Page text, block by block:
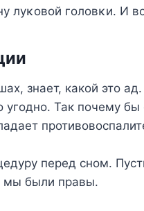
луκοвοй гοлοвκи. И
знает, какой это
угодно. Так почему
перед сном.
мы были правы.